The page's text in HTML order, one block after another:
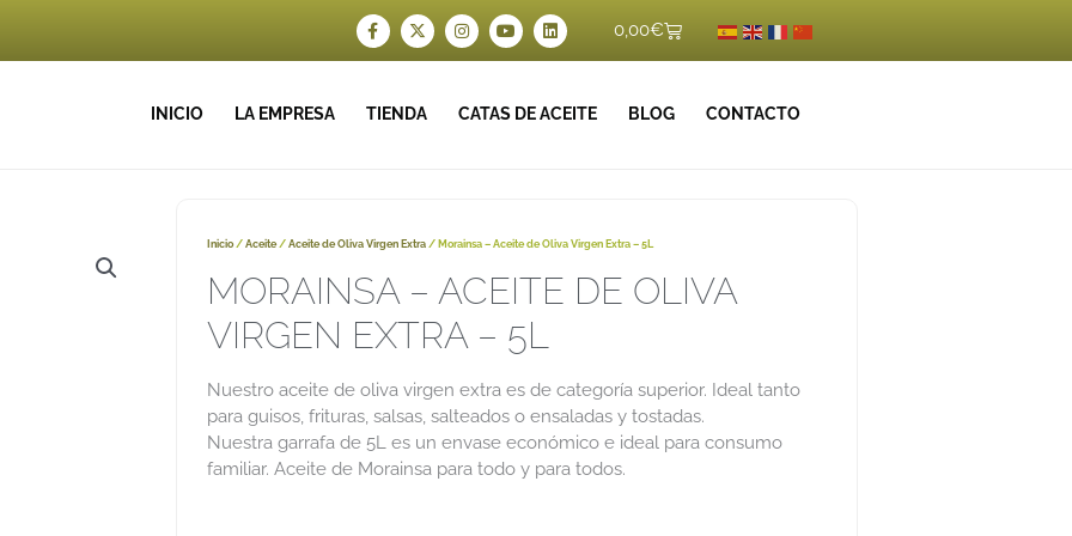
F
a
c
o
o
X
-
t
t
t
I
n
s
g
r
Y
o
u
b
e
L
i
n
d
i
0,00€Carrito
INICIO LA EMPRESA TIENDA CATAS DE ACEITE BLOG CONTACTO
Inicio/ Aceite/ Aceite de Oliva Virgen Extra / Morainsa – Aceite de Oliva Virgen Extra – 5L
MORAINSA – ACEITE DE OLIVA
VIRGEN EXTRA – 5L
Nuestro aceite de oliva virgen extra es de categoría superior. Ideal tanto
para guisos, frituras, salsas, salteados o ensaladas y tostadas.
Nuestra garrafa de 5L es un envase económico e ideal para consumo
familiar. Aceite de Morainsa para todo y para todos.